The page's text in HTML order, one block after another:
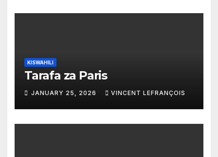
KISWAHILI
Tarafa za Paris
JANUARY 25, 2026 VINCENT LEFRANÇOIS